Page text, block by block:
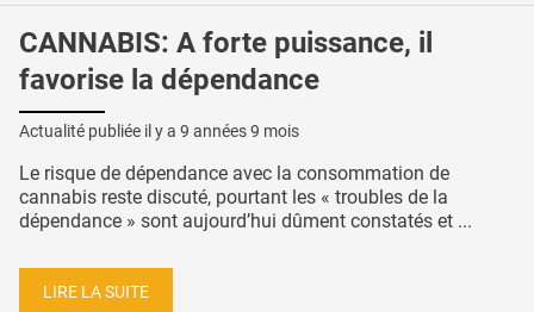
CANNABIS: A forte puissance, il
favorise la dépendance
Actualité publiée il y a 9 années 9 mois
Le risque de dépendance avec la consommation de
cannabis reste discuté, pourtant les « troubles de la
dépendance » sont aujourd’hui dûment constatés et ...
LIRE LA SUITE